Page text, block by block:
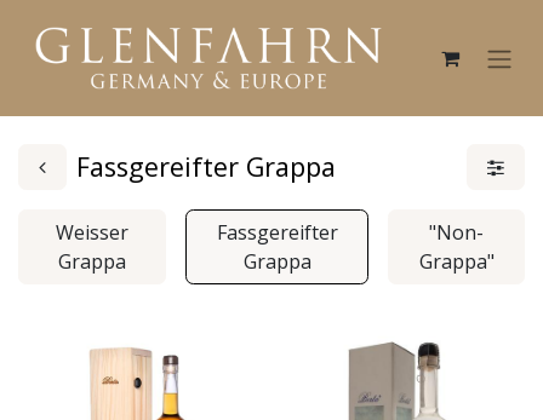
Fassgereifter Grappa
Weisser
Grappa
Fassgereifter
Grappa
"Non-
Grappa"